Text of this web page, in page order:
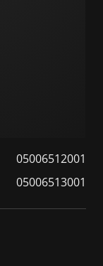
05006512001
05006513001